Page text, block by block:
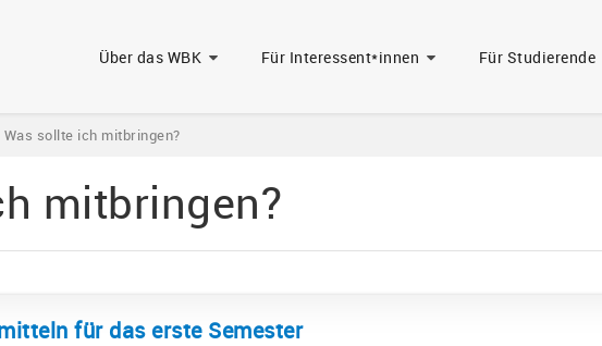
Über das WBK Für Interessent*innen Für Studierende
Was sollte ich mitbringen?
mitbringen?
für das erste Semester